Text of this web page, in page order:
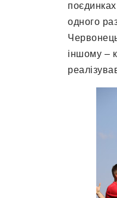
одного
іншому –